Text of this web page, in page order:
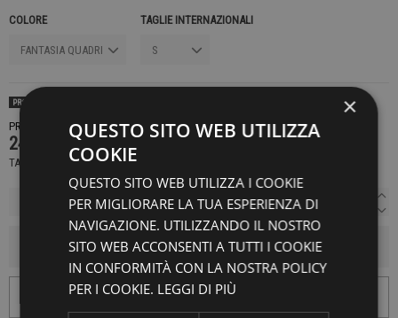
COLORE TAGLIE INTERNAZIONALI
PRODOTTO DISPONIBILE CON DIVERSE OPZIONI
PRODOTTO NON DISPONIBILE CONTATTACI PER SAPERE DI PIÙ
249,00 €
TASSE INCLUSE
AGGIUNGI AL CARRELLO
×
QUESTO SITO WEB UTILIZZA
COOKIE
QUESTO SITO WEB UTILIZZA I COOKIE
PER MIGLIORARE LA TUA ESPERIENZA DI
NAVIGAZIONE. UTILIZZANDO IL NOSTRO
SITO WEB ACCONSENTI A TUTTI I COOKIE
IN CONFORMITÀ CON LA NOSTRA POLICY
PER I COOKIE. LEGGI DI PIÙ